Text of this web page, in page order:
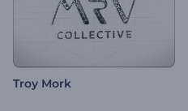
Troy Mork